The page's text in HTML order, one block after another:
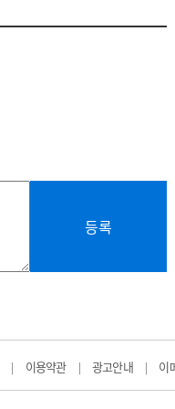
등록
| 이용약관 | 광고안내 | 이